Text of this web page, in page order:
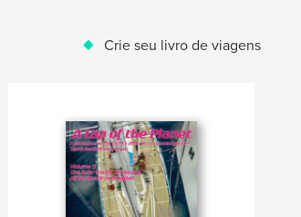
Crie seu livro de viagens